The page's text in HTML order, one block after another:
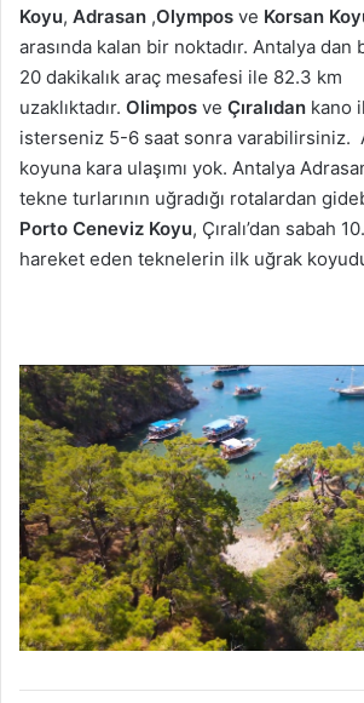
Koyu, Adrasan ,Olympos ve Korsan
arasında kalan bir noktadır. Antalya dan
20 dakikalık araç mesafesi ile 82.3 km
uzaklıktadır. Olimpos ve Çıralıdan kano
isterseniz 5-6 saat sonra varabilirsiniz.
koyuna kara ulaşımı yok. Antalya
tekne turlarının uğradığı rotalardan
Porto Ceneviz Koyu, Çıralı’dan sabah
hareket eden teknelerin ilk uğrak